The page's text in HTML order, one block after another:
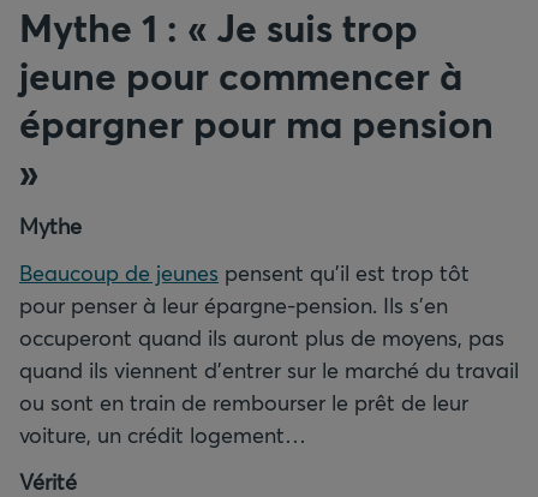
Mythe 1 : « Je suis trop
jeune pour commencer à
épargner pour ma pension
»
Mythe
Beaucoup de jeunes pensent qu’il est trop tôt
pour penser à leur épargne-pension. Ils s’en
occuperont quand ils auront plus de moyens, pas
quand ils viennent d’entrer sur le marché du travail
ou sont en train de rembourser le prêt de leur
voiture, un crédit logement…
Vérité